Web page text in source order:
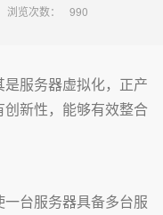
浏览次数： 990
服务器虚拟化，正产
新性，能够有效整合
台服务器具备多台服